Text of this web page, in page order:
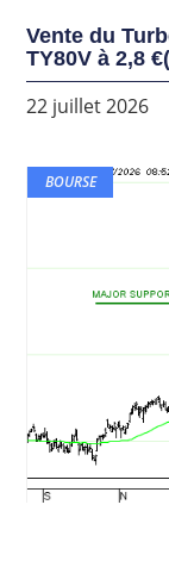
Vente du
TY80V à 2,8
22 juillet 2026
BOURSE